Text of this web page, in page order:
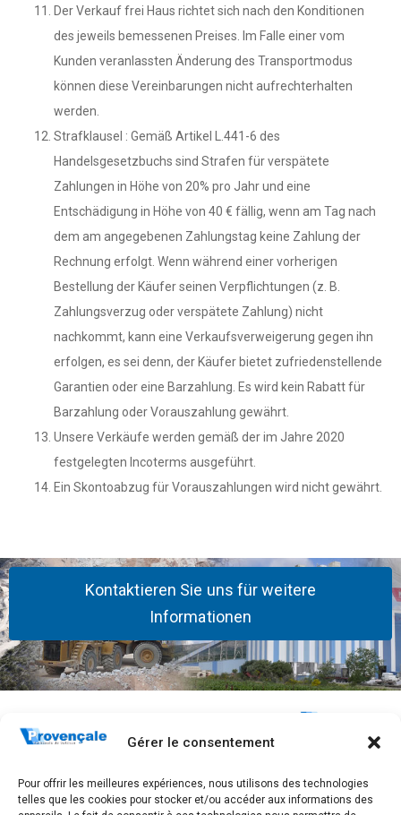
Gérer le consentement
Pour offrir les meilleures expériences, nous utilisons des technologies
telles que les cookies pour stocker et/ou accéder aux informations des
Der Verkauf frei Haus richtet sich nach den Konditionen
des jeweils bemessenen Preises. Im Falle einer vom
Kunden veranlassten Änderung des Transportmodus
können diese Vereinbarungen nicht aufrechterhalten
werden.
Strafklausel : Gemäß Artikel L.441-6 des
Handelsgesetzbuchs sind Strafen für verspätete
Zahlungen in Höhe von 20% pro Jahr und eine
Entschädigung in Höhe von 40 € fällig, wenn am Tag nach
dem am angegebenen Zahlungstag keine Zahlung der
Rechnung erfolgt. Wenn während einer vorherigen
Bestellung der Käufer seinen Verpflichtungen (z. B.
Zahlungsverzug oder verspätete Zahlung) nicht
nachkommt, kann eine Verkaufsverweigerung gegen ihn
erfolgen, es sei denn, der Käufer bietet zufriedenstellende
Garantien oder eine Barzahlung. Es wird kein Rabatt für
Barzahlung oder Vorauszahlung gewährt.
Unsere Verkäufe werden gemäß der im Jahre 2020
festgelegten Incoterms ausgeführt.
Ein Skontoabzug für Vorauszahlungen wird nicht gewährt.
Kontaktieren Sie uns für weitere
Informationen
283, Avenue
Mistral
CS 40097
83175
Unternehmen
Unsere
Geschichte
Startseite
AGB
In
Abonnieren
Sie unsere